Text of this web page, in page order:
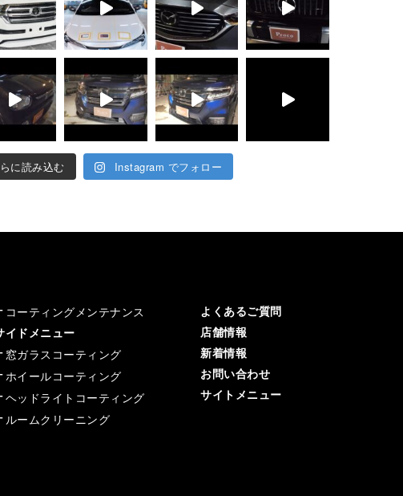
に読み込む Instagram でフォロー
コーティングメンテナンス
イドメニュー
窓ガラスコーティング
ホイールコーティング
ヘッドライトコーティング
ルームクリーニング
よくあるご質問
店舗情報
新着情報
お問い合わせ
サイトメニュー